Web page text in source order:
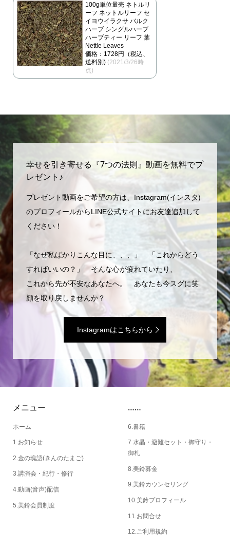
100g単位量売 ネトルリ
ーフ ネットルリーフ セ
イヨウイラクサ バルク
ハーブ シングルハーブ
ハーブティー リーフ 葉
Nettle Leaves
価格：1728円（税込、
送料別) (2021/3/26時
点)
幸せを引き寄せる『7つの法則』動画を無料でプ
レゼント♪
プレゼント動画をご希望の方は、Instagram(インスタ)
のプロフィールからLINE公式サイトにお友達追加して
ください！
「なぜ私ばかりこんな目に、、、」 「これからどう
すればいいの？」 そんな心が疲れていたり、
これから先が不安なあなたへ。 あなたも今スグに笑
顔を取り戻しませんか？
Instagramはこちらから
メニュー
ホーム
1.お知らせ
2.金の魂語(きんのたまご)
3.講演会・紀行・修行
4.動画(音声)配信
5.美鈴会員制度
……
6.書籍
7.水晶・避難セット・御守り・
御札
8.美鈴募金
9.美鈴カウンセリング
10.美鈴プロフィール
11.お問合せ
12.ご利用規約